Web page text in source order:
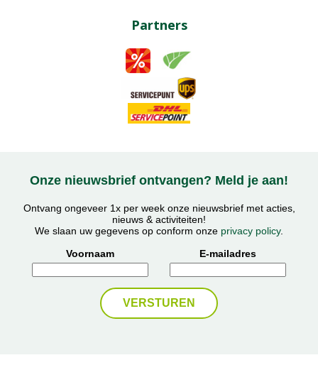
Partners
Onze nieuwsbrief ontvangen? Meld je aan!
Ontvang ongeveer 1x per week onze nieuwsbrief met acties,
nieuws & activiteiten!
We slaan uw gegevens op conform onze privacy policy.
Voornaam
E-mailadres